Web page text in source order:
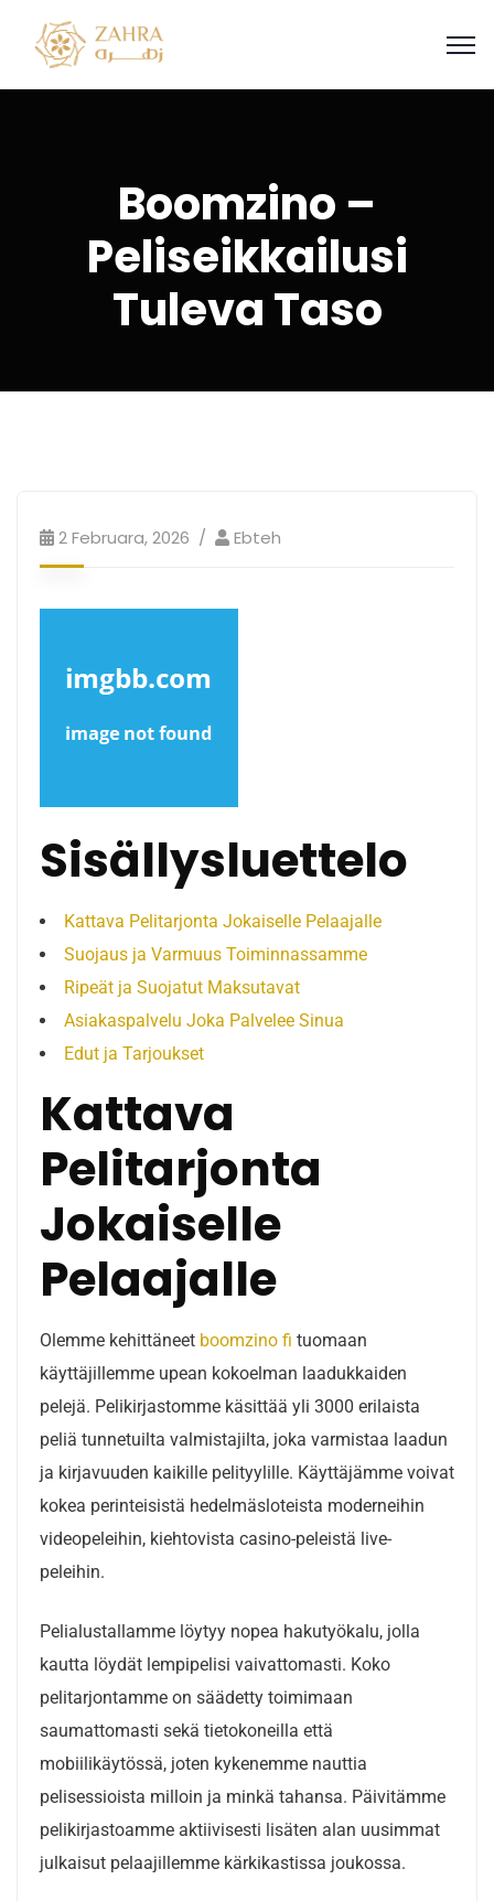
Boomzino –
Peliseikkailusi
Tuleva Taso
2 Februara, 2026 Ebteh
Sisällysluettelo
Kattava Pelitarjonta Jokaiselle Pelaajalle
Suojaus ja Varmuus Toiminnassamme
Ripeät ja Suojatut Maksutavat
Asiakaspalvelu Joka Palvelee Sinua
Edut ja Tarjoukset
Kattava
Pelitarjonta
Jokaiselle
Pelaajalle
Olemme kehittäneet boomzino fi tuomaan
käyttäjillemme upean kokoelman laadukkaiden
pelejä. Pelikirjastomme käsittää yli 3000 erilaista
peliä tunnetuilta valmistajilta, joka varmistaa laadun
ja kirjavuuden kaikille pelityylille. Käyttäjämme voivat
kokea perinteisistä hedelmäsloteista moderneihin
videopeleihin, kiehtovista casino-peleistä live-
peleihin.
Pelialustallamme löytyy nopea hakutyökalu, jolla
kautta löydät lempipelisi vaivattomasti. Koko
pelitarjontamme on säädetty toimimaan
saumattomasti sekä tietokoneilla että
mobiilikäytössä, joten kykenemme nauttia
pelisessioista milloin ja minkä tahansa. Päivitämme
pelikirjastoamme aktiivisesti lisäten alan uusimmat
julkaisut pelaajillemme kärkikastissa joukossa.